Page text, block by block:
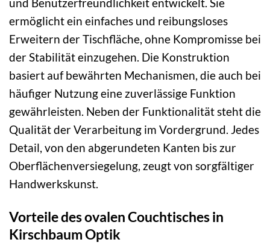
und Benutzerfreundlichkeit entwickelt. Sie
ermöglicht ein einfaches und reibungsloses
Erweitern der Tischfläche, ohne Kompromisse bei
der Stabilität einzugehen. Die Konstruktion
basiert auf bewährten Mechanismen, die auch bei
häufiger Nutzung eine zuverlässige Funktion
gewährleisten. Neben der Funktionalität steht die
Qualität der Verarbeitung im Vordergrund. Jedes
Detail, von den abgerundeten Kanten bis zur
Oberflächenversiegelung, zeugt von sorgfältiger
Handwerkskunst.
Vorteile des ovalen Couchtisches in
Kirschbaum Optik